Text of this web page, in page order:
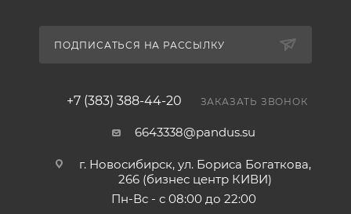
ПОДПИСАТЬСЯ НА РАССЫЛКУ
+7 (383) 388-44-20 ЗАКАЗАТЬ ЗВОНОК
6643338@pandus.su
г. Новосибирск, ул. Бориса Богаткова,
266 (бизнес центр КИВИ)
Пн-Вс - с 08:00 до 22:00